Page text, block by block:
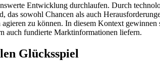
Entwicklung durchlaufen. Durch
das sowohl Chancen als auch
zu können. In diesem Kontext
auch fundierte Marktinformationen liefern.
Glücksspiel